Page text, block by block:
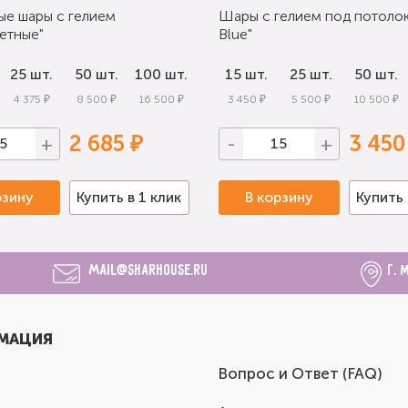
шары с гелием
25 шт.
4 375 ₽
50 шт.
8 500 ₽
100 шт.
16 500 ₽
+ 2 685 ₽
Купить в 1 клик
Шары с гелием под
Blue"
15 шт.
3 450 ₽
25 шт.
5 500 ₽
50 шт.
10 500 ₽
- + 3
В корзину Купить
mail@sharhouse.ru г.
Вопрос и Ответ (FAQ)